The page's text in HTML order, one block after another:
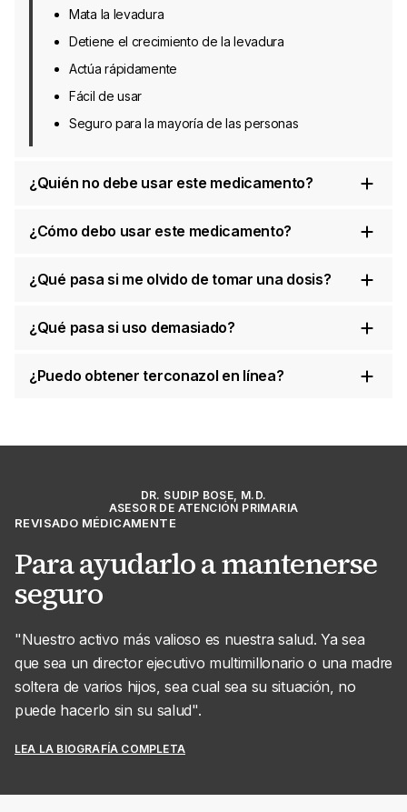
Mata la levadura
Detiene el crecimiento de la levadura
Actúa rápidamente
Fácil de usar
Seguro para la mayoría de las personas
¿Quién no debe usar este medicamento?
¿Cómo debo usar este medicamento?
¿Qué pasa si me olvido de tomar una dosis?
¿Qué pasa si uso demasiado?
¿Puedo obtener terconazol en línea?
REVISADO MÉDICAMENTE
Para ayudarlo a mantenerse
seguro
"Nuestro activo más valioso es nuestra salud. Ya sea
que sea un director ejecutivo multimillonario o una madre
soltera de varios hijos, sea cual sea su situación, no
puede hacerlo sin su salud".
LEA LA BIOGRAFÍA COMPLETA
DR. SUDIP BOSE, M.D.
ASESOR DE ATENCIÓN PRIMARIA